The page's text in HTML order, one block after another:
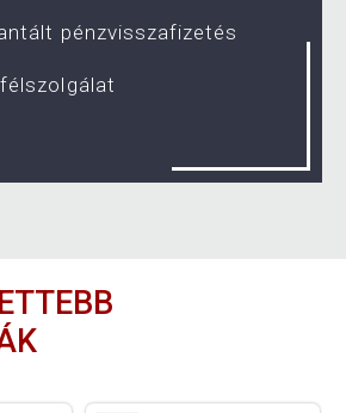
pénzvisszafizetés